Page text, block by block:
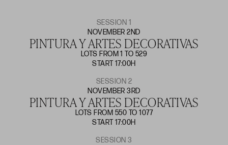
SESSION 1
NOVEMBER 2ND
PINTURA Y ARTES DECORATIVAS
LOTS FROM 1 TO 529
START 17:00H
SESSION 2
NOVEMBER 3RD
PINTURA Y ARTES DECORATIVAS
LOTS FROM 550 TO 1077
START 17:00H
SESSION 3